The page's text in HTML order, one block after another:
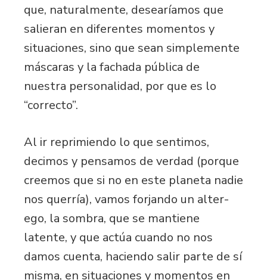
que, naturalmente, desearíamos que
salieran en diferentes momentos y
situaciones, sino que sean simplemente
máscaras y la fachada pública de
nuestra personalidad, por que es lo
“correcto”.
Al ir reprimiendo lo que sentimos,
decimos y pensamos de verdad (porque
creemos que si no en este planeta nadie
nos querría), vamos forjando un alter-
ego, la sombra, que se mantiene
latente, y que actúa cuando no nos
damos cuenta, haciendo salir parte de sí
misma, en situaciones y momentos en